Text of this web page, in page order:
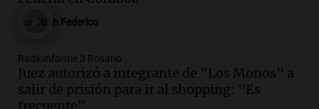
Episodios
Audio. Un trabajador herido tras caer a
un pozo de 17 metros en Nueva Córdoba
Panorama Federal
Episodios
Juan Federico
Radioinforme 3 Rosario
Juez autorizó a integrante de "Los Monos" a
salir de prisión para ir al shopping: "Es